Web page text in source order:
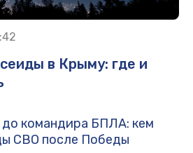
в Крыму: где и
до командира БПЛА: кем
СВО после Победы